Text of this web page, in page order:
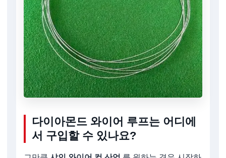
다이아몬드 와이어 루프는 어디에
서 구입할 수 있나요?